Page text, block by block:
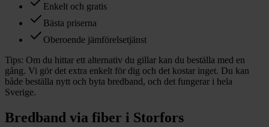
Enkelt och gratis
Bästa priserna
Oberoende jämförelsetjänst
Tips: Om du hittar ett alternativ du gillar kan du beställa med en
gång. Vi gör det extra enkelt för dig och det kostar inget. Du kan
både beställa nytt och byta bredband, och det fungerar i hela
Sverige.
Bredband via fiber i Storfors